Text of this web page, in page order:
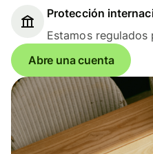
Protección
Estamos
Abre una cuenta